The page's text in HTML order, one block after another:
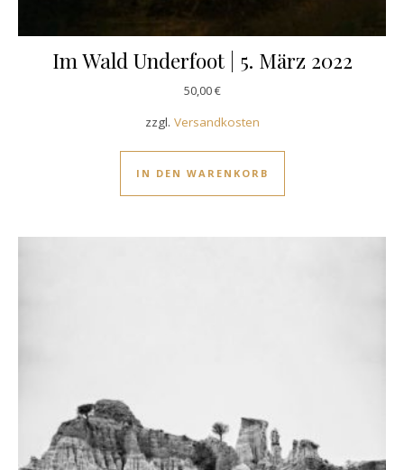
Im Wald Underfoot | 5. März 2022
50,00€
zzgl. Versandkosten
IN DEN WARENKORB